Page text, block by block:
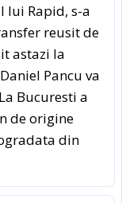
lui Rapid, s-a
reusit de
astazi la
Pancu va
Bucuresti a
de origine
din